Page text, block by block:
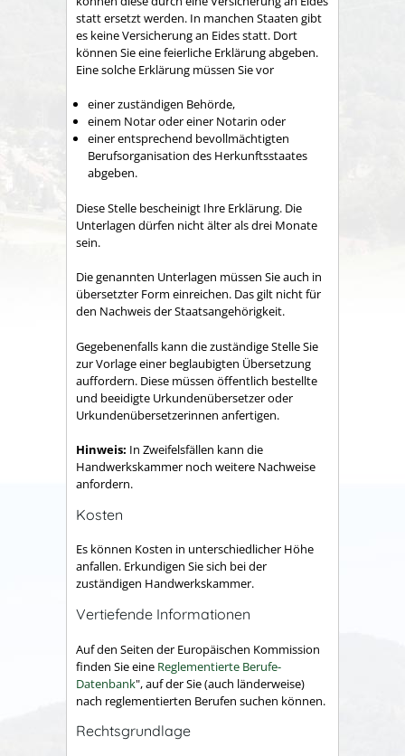
statt ersetzt werden. In manchen Staaten gibt
es keine Versicherung an Eides statt. Dort
können Sie eine feierliche Erklärung abgeben.
Eine solche Erklärung müssen Sie vor
einer zuständigen Behörde,
einem Notar oder einer Notarin oder
einer entsprechend bevollmächtigten
Berufsorganisation des Herkunftsstaates
abgeben.
Diese Stelle bescheinigt Ihre Erklärung. Die
Unterlagen dürfen nicht älter als drei Monate
sein.
Die genannten Unterlagen müssen Sie auch in
übersetzter Form einreichen. Das gilt nicht für
den Nachweis der Staatsangehörigkeit.
Gegebenenfalls kann die zuständige Stelle Sie
zur Vorlage einer beglaubigten Übersetzung
auffordern. Diese müssen öffentlich bestellte
und beeidigte Urkundenübersetzer oder
Urkundenübersetzerinnen anfertigen.
Hinweis: In Zweifelsfällen kann die
Handwerkskammer noch weitere Nachweise
anfordern.
Kosten
Es können Kosten in unterschiedlicher Höhe
anfallen. Erkundigen Sie sich bei der
zuständigen Handwerkskammer.
Vertiefende Informationen
Auf den Seiten der Europäischen Kommission
finden Sie eine Reglementierte Berufe-
Datenbank", auf der Sie (auch länderweise)
nach reglementierten Berufen suchen können.
Rechtsgrundlage